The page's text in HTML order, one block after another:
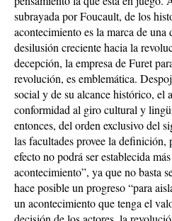
subrayada por Foucault, de los
acontecimiento es la marca de una
desilusión creciente hacia la
decepción, la empresa de Furet
revolución, es emblemática.
social y de su alcance histórico, el
conformidad al giro cultural y
entonces, del orden exclusivo del
las facultades provee la definición,
efecto no podrá ser establecida
acontecimiento”, ya que no basta
hace posible un progreso “para
un acontecimiento que tenga el